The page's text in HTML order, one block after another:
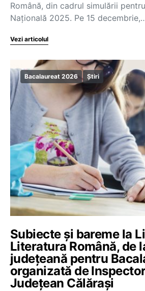
Română, din cadrul simulării
Națională 2025. Pe 15
Vezi articolul
Bacalaureat 2026 Știri
Subiecte și bareme la
Literatura Română, de
județeană pentru
organizată de
Județean Călărași